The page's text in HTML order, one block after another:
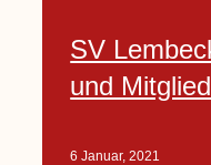
SV
und
6 Januar, 2021